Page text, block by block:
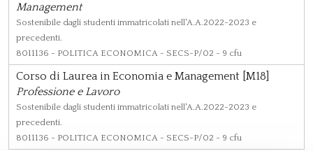
Management
Sostenibile dagli studenti immatricolati nell'A.A.2022-2023 e
precedenti.
8011136 - POLITICA ECONOMICA - SECS-P/02 - 9 cfu
Corso di Laurea in Economia e Management [M18]
Professione e Lavoro
Sostenibile dagli studenti immatricolati nell'A.A.2022-2023 e
precedenti.
8011136 - POLITICA ECONOMICA - SECS-P/02 - 9 cfu